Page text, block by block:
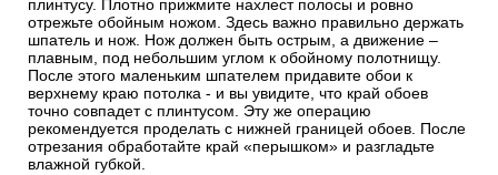
плинтусу. Плотно прижмите нахлест полосы и ровно
отрежьте обойным ножом. Здесь важно правильно держать
шпатель и нож. Нож должен быть острым, а движение –
плавным, под небольшим углом к обойному полотнищу.
После этого маленьким шпателем придавите обои к
верхнему краю потолка - и вы увидите, что край обоев
точно совпадет с плинтусом. Эту же операцию
рекомендуется проделать с нижней границей обоев. После
отрезания обработайте край «перышком» и разгладьте
влажной губкой.